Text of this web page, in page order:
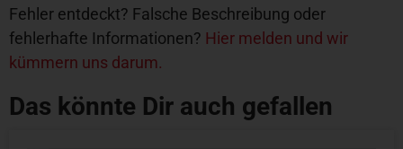
Fehler entdeckt? Falsche Beschreibung oder
fehlerhafte Informationen? Hier melden und wir
kümmern uns darum.
Das könnte Dir auch gefallen